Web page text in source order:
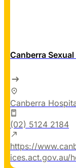
Canberra
Canberra
(02) 5124 2184
https://
ices.act.gov.au/